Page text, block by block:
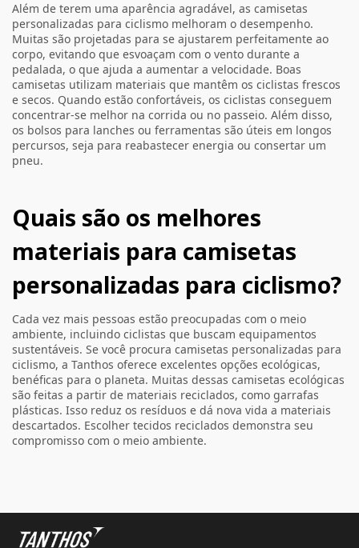
Além de terem uma aparência agradável, as camisetas
personalizadas para ciclismo melhoram o desempenho.
Muitas são projetadas para se ajustarem perfeitamente ao
corpo, evitando que esvoaçam com o vento durante a
pedalada, o que ajuda a aumentar a velocidade. Boas
camisetas utilizam materiais que mantêm os ciclistas frescos
e secos. Quando estão confortáveis, os ciclistas conseguem
concentrar-se melhor na corrida ou no passeio. Além disso,
os bolsos para lanches ou ferramentas são úteis em longos
percursos, seja para reabastecer energia ou consertar um
pneu.
Quais são os melhores
materiais para camisetas
personalizadas para ciclismo?
Cada vez mais pessoas estão preocupadas com o meio
ambiente, incluindo ciclistas que buscam equipamentos
sustentáveis. Se você procura camisetas personalizadas para
ciclismo, a Tanthos oferece excelentes opções ecológicas,
benéficas para o planeta. Muitas dessas camisetas ecológicas
são feitas a partir de materiais reciclados, como garrafas
plásticas. Isso reduz os resíduos e dá nova vida a materiais
descartados. Escolher tecidos reciclados demonstra seu
compromisso com o meio ambiente.